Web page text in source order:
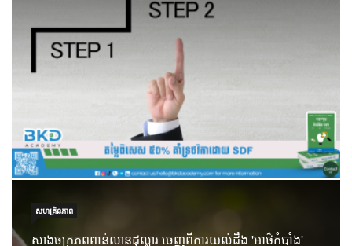
សហគ្រិនភាព
សាងចក្រភពពាន់លានដុល្លារ ចេញពីការយល់ដឹង 'អាថ៌កំបាំង'